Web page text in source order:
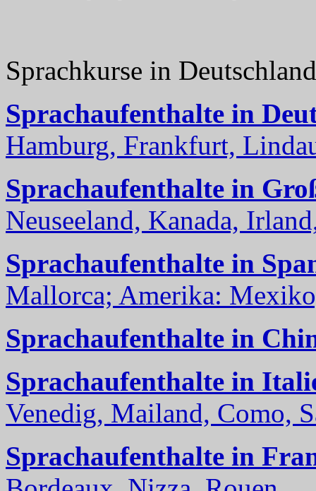
Sprachkurse in
Sprachaufenthalte in
Hamburg, Frankfurt,
Sprachaufenthalte in
Neuseeland, Kanada,
Sprachaufenthalte in
Mallorca; Amerika:
Sprachaufenthalte in
Sprachaufenthalte in
Venedig, Mailand, Como,
Sprachaufenthalte in